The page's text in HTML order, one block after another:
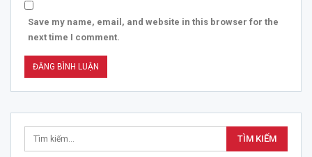
Save my name, email, and website in this browser for the
next time I comment.